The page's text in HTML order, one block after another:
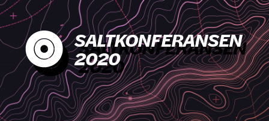
SALTKONFERANSEN
2020